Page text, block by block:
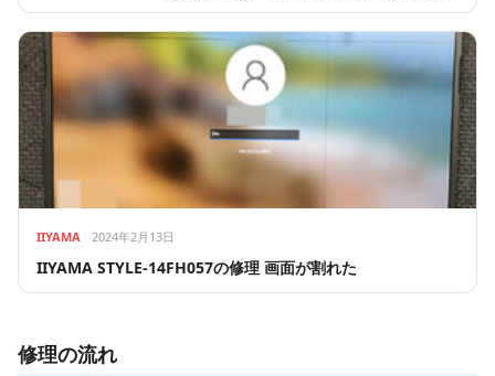
IIYAMA 2024年2月13日
IIYAMA STYLE-14FH057の修理 画面が割れた
修理の流れ